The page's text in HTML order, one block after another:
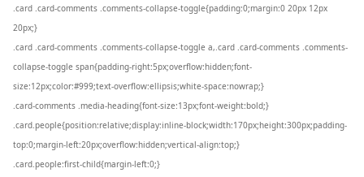
.card .card-comments .comments-collapse-toggle{padding:0;margin:0 20px 12px
20px;}
.card .card-comments .comments-collapse-toggle a,.card .card-comments .comments-
collapse-toggle span{padding-right:5px;overflow:hidden;font-
size:12px;color:#999;text-overflow:ellipsis;white-space:nowrap;}
.card-comments .media-heading{font-size:13px;font-weight:bold;}
.card.people{position:relative;display:inline-block;width:170px;height:300px;padding-
top:0;margin-left:20px;overflow:hidden;vertical-align:top;}
.card.people:first-child{margin-left:0;}